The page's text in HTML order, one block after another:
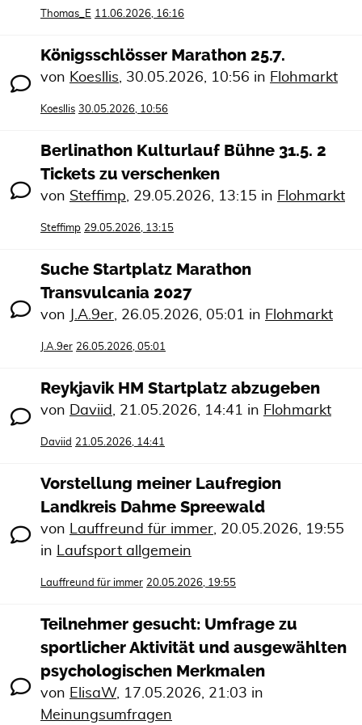
Thomas_E 11.06.2026, 16:16
Königsschlösser Marathon 25.7.
von Koesllis, 30.05.2026, 10:56 in Flohmarkt
Koesllis 30.05.2026, 10:56
Berlinathon Kulturlauf Bühne 31.5. 2
Tickets zu verschenken
von Steffimp, 29.05.2026, 13:15 in Flohmarkt
Steffimp 29.05.2026, 13:15
Suche Startplatz Marathon
Transvulcania 2027
von J.A.9er, 26.05.2026, 05:01 in Flohmarkt
J.A.9er 26.05.2026, 05:01
Reykjavik HM Startplatz abzugeben
von Daviid, 21.05.2026, 14:41 in Flohmarkt
Daviid 21.05.2026, 14:41
Vorstellung meiner Laufregion
Landkreis Dahme Spreewald
von Lauffreund für immer, 20.05.2026, 19:55
in Laufsport allgemein
Lauffreund für immer 20.05.2026, 19:55
Teilnehmer gesucht: Umfrage zu
sportlicher Aktivität und ausgewählten
psychologischen Merkmalen
von ElisaW, 17.05.2026, 21:03 in
Meinungsumfragen